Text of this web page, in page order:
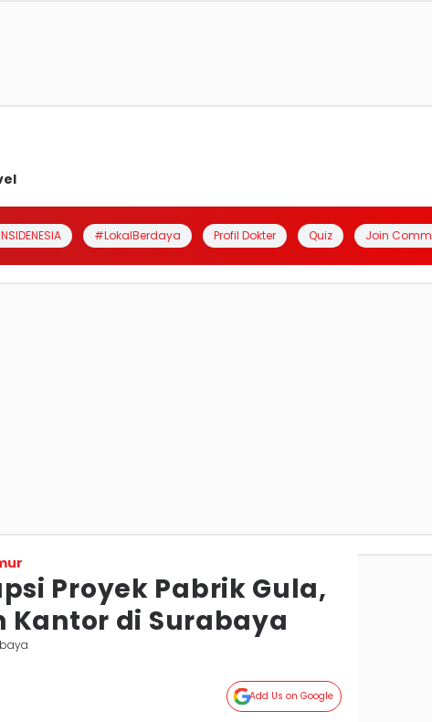
#LokalBerdaya Profil Dokter Quiz Join
Proyek Pabrik Gula,
Kantor di Surabaya
Add Us on Google